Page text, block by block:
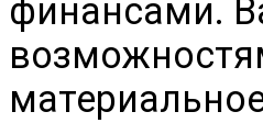
финансами.